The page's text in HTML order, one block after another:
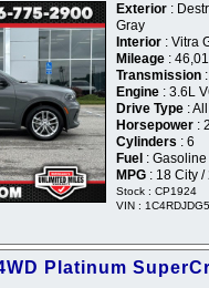
Exterior :
Gray
Interior : Vitra
Mileage :
Transmission
Engine : 3.6L
Drive Type :
Horsepower :
Cylinders : 6
Fuel : Gasoline
MPG : 18 City /
Stock : CP1924
VIN :
Platinum